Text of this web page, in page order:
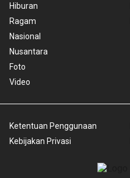
Hiburan
Ragam
Nasional
Nusantara
Foto
Video
Ketentuan Penggunaan
Kebijakan Privasi